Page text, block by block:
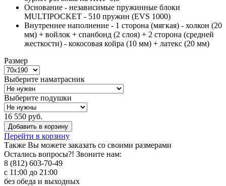
Основание - независимые пружинные блоки
MULTIPOCKET - 510 пружин (EVS 1000)
Внутреннее наполнение - 1 сторона (мягкая) - холкон (20
мм) + войлок + спанбонд (2 слоя) + 2 сторона (средней
жесткости) - кокосовая койра (10 мм) + латекс (20 мм)
Размер
Выберите наматрасник
Выберите подушки
16 550 руб.
Добавить в корзину
Перейти в корзину
Также Вы можете заказать со своими размерами
Остались вопросы?! Звоните нам:
8 (812) 603-70-49
с 11:00 до 21:00
без обеда и выходных